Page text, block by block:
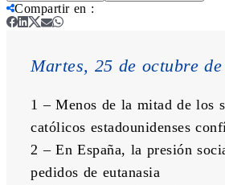
Compartir en :
Martes, 25 de octubre
1 – Menos de la mitad de los
católicos estadounidenses
2 – En España, la presión
pedidos de eutanasia